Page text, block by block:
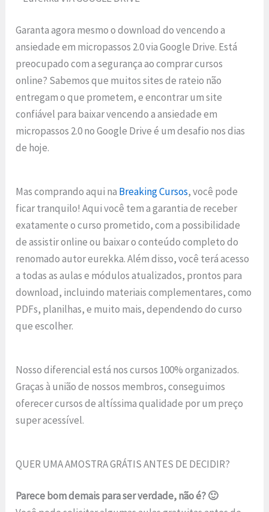
Garanta agora mesmo o download do vencendo a
ansiedade em micropassos 2.0 via Google Drive. Está
preocupado com a segurança ao comprar cursos
online? Sabemos que muitos sites de rateio não
entregam o que prometem, e encontrar um site
confiável para baixar vencendo a ansiedade em
micropassos 2.0 no Google Drive é um desafio nos dias
de hoje.
Mas comprando aqui na Breaking Cursos, você pode
ficar tranquilo! Aqui você tem a garantia de receber
exatamente o curso prometido, com a possibilidade
de assistir online ou baixar o conteúdo completo do
renomado autor eurekka. Além disso, você terá acesso
a todas as aulas e módulos atualizados, prontos para
download, incluindo materiais complementares, como
PDFs, planilhas, e muito mais, dependendo do curso
que escolher.
Nosso diferencial está nos cursos 100% organizados.
Graças à união de nossos membros, conseguimos
oferecer cursos de altíssima qualidade por um preço
super acessível.
QUER UMA AMOSTRA GRÁTIS ANTES DE DECIDIR?
Parece bom demais para ser verdade, não é? 🙂